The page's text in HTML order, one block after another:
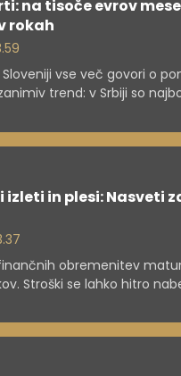
na tisoče evrov
rokah
Sloveniji vse več govori o
trend: v Srbiji so
mesečno. Zato so se
in plesi: Nasveti
obremenitev
Stroški se lahko hitro
in skupinske akcije
nepozabnega dogodka.